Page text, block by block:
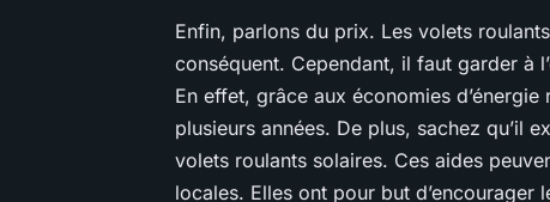
Enfin, parlons du prix. Les volets
conséquent. Cependant, il faut garder à
En effet, grâce aux économies
plusieurs années. De plus, sachez qu’il
volets roulants solaires. Ces aides
locales. Elles ont pour but d’encourager